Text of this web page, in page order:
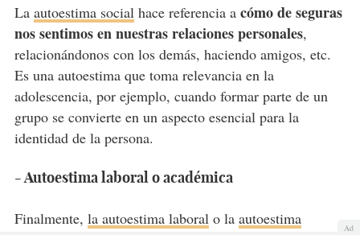
La autoestima socialhace referencia a cómo de seguras
nos sentimos en nuestras relaciones personales,
relacionándonos con los demás, haciendo amigos, etc.
Es una autoestima que toma relevancia en la
adolescencia, por ejemplo, cuando formar parte de un
grupo se convierte en un aspecto esencial para la
identidad de la persona.
- Autoestima laboral o académica
Finalmente, la autoestima laboralo la autoestima
Ad